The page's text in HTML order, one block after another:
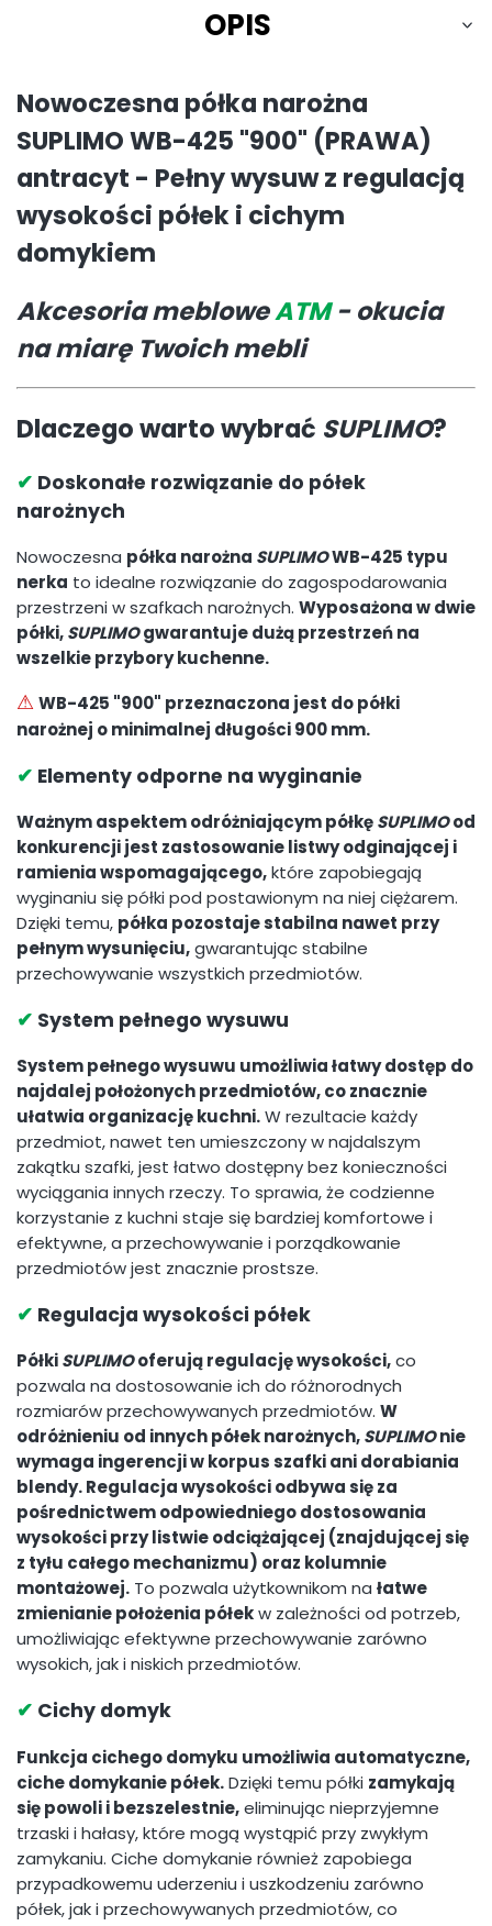
OPIS
Nowoczesna półka narożna
SUPLIMO WB-425 "900" (PRAWA)
antracyt - Pełny wysuw z regulacją
wysokości półek i cichym
domykiem
Akcesoria mebloweATM- okucia
na miarę Twoich mebli
Dlaczego warto wybrać SUPLIMO?
✔ Doskonałe rozwiązanie do półek
narożnych
Nowoczesna półka narożna SUPLIMOWB-425 typu
nerka to idealne rozwiązanie do zagospodarowania
przestrzeni w szafkach narożnych. Wyposażona w dwie
półki,SUPLIMOgwarantuje dużą przestrzeń na
wszelkie przybory kuchenne.
⚠ WB-425 "900" przeznaczona jest do półki
narożnej o minimalnej długości 900 mm.
✔ Elementy odporne na wyginanie
Ważnym aspektem odróżniającym półkęSUPLIMOod
konkurencji jest zastosowanie listwy odginającej i
ramienia wspomagającego,które zapobiegają
wyginaniu się półki pod postawionym na niej ciężarem.
Dzięki temu, półka pozostaje stabilna nawet przy
pełnym wysunięciu,gwarantując stabilne
przechowywanie wszystkich przedmiotów.
✔ System pełnego wysuwu
System pełnego wysuwu umożliwia łatwy dostęp do
najdalej położonych przedmiotów, co znacznie
ułatwia organizację kuchni.W rezultacie każdy
przedmiot, nawet ten umieszczony w najdalszym
zakątku szafki, jest łatwo dostępny bez konieczności
wyciągania innych rzeczy. To sprawia, że codzienne
korzystanie z kuchni staje się bardziej komfortowe i
efektywne, a przechowywanie i porządkowanie
przedmiotów jest znacznie prostsze.
✔ Regulacja wysokości półek
PółkiSUPLIMOoferują regulację wysokości,co
pozwala na dostosowanie ich do różnorodnych
rozmiarów przechowywanych przedmiotów. W
odróżnieniu od innych półek narożnych,SUPLIMOnie
wymaga ingerencji w korpus szafki ani dorabiania
blendy. Regulacja wysokości odbywa się za
pośrednictwem odpowiedniego dostosowania
wysokości przy listwie odciążającej (znajdującej się
z tyłu całego mechanizmu) oraz kolumnie
montażowej. To pozwala użytkownikom na łatwe
zmienianie położenia półekw zależności od potrzeb,
umożliwiając efektywne przechowywanie zarówno
wysokich, jak i niskich przedmiotów.
✔ Cichy domyk
Funkcja cichego domyku umożliwia automatyczne,
ciche domykanie półek.Dzięki temu półki zamykają
się powoli i bezszelestnie,eliminując nieprzyjemne
trzaski i hałasy, które mogą wystąpić przy zwykłym
zamykaniu. Ciche domykanie również zapobiega
przypadkowemu uderzeniu i uszkodzeniu zarówno
półek, jak i przechowywanych przedmiotów, co